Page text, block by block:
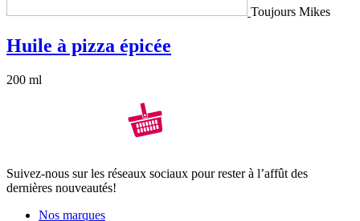
Toujours Mikes
Huile à pizza épicée
200 ml
Suivez-nous sur les réseaux sociaux pour rester à l’affût des
dernières nouveautés!
Nos marques